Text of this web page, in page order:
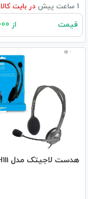
1 ساعت پیش در بایت کالا
قیمت از
هدست لاجیتک مدل H111